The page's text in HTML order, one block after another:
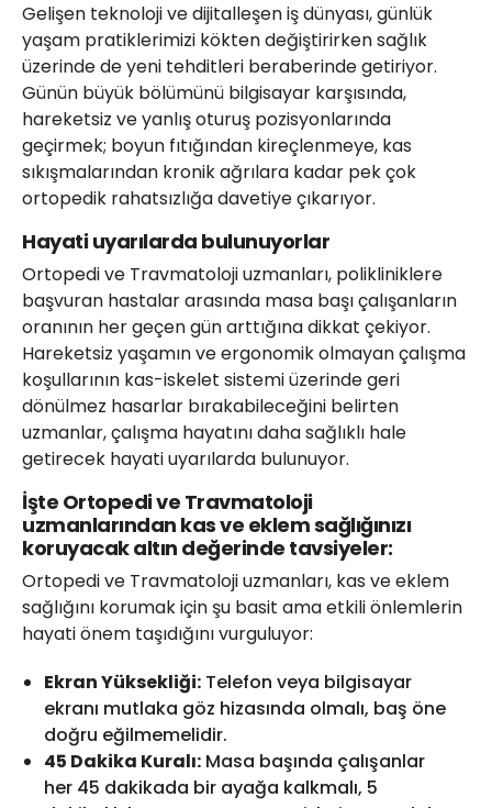
Gelişen teknoloji ve dijitalleşen iş dünyası, günlük
yaşam pratiklerimizi kökten değiştirirken sağlık
üzerinde de yeni tehditleri beraberinde getiriyor.
Günün büyük bölümünü bilgisayar karşısında,
hareketsiz ve yanlış oturuş pozisyonlarında
geçirmek; boyun fıtığından kireçlenmeye, kas
sıkışmalarından kronik ağrılara kadar pek çok
ortopedik rahatsızlığa davetiye çıkarıyor.
Hayati uyarılarda bulunuyorlar
Ortopedi ve Travmatoloji uzmanları, polikliniklere
başvuran hastalar arasında masa başı çalışanların
oranının her geçen gün arttığına dikkat çekiyor.
Hareketsiz yaşamın ve ergonomik olmayan çalışma
koşullarının kas-iskelet sistemi üzerinde geri
dönülmez hasarlar bırakabileceğini belirten
uzmanlar, çalışma hayatını daha sağlıklı hale
getirecek hayati uyarılarda bulunuyor.
İşte Ortopedi ve Travmatoloji
uzmanlarından kas ve eklem sağlığınızı
koruyacak altın değerinde tavsiyeler:
Ortopedi ve Travmatoloji uzmanları, kas ve eklem
sağlığını korumak için şu basit ama etkili önlemlerin
hayati önem taşıdığını vurguluyor:
Ekran Yüksekliği: Telefon veya bilgisayar
ekranı mutlaka göz hizasında olmalı, baş öne
doğru eğilmemelidir.
45 Dakika Kuralı: Masa başında çalışanlar
her 45 dakikada bir ayağa kalkmalı, 5